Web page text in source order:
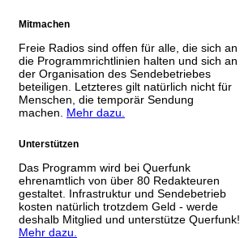
Mitmachen
Freie Radios sind offen für alle, die sich an
die Programmrichtlinien halten und sich an
der Organisation des Sendebetriebes
beteiligen. Letzteres gilt natürlich nicht für
Menschen, die temporär Sendung
machen. Mehr dazu.
Unterstützen
Das Programm wird bei Querfunk
ehrenamtlich von über 80 Redakteuren
gestaltet. Infrastruktur und Sendebetrieb
kosten natürlich trotzdem Geld - werde
deshalb Mitglied und unterstütze Querfunk!
Mehr dazu.